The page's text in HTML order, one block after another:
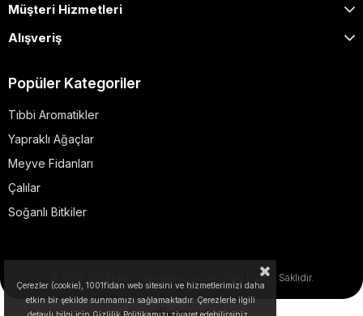
Müşteri Hizmetleri
Alışveriş
Popüler Kategoriler
Tıbbi Aromatikler
Yapraklı Ağaçlar
Meyve Fidanları
Çalılar
Soğanlı Bitkiler
© 2025 1001fidan - dogapeyzaj.com. Tüm Hakları Saklıdır.
Çerezler (cookie), 1001fidan web sitesini ve hizmetlerimizi daha
etkin bir şekilde sunmamızı sağlamaktadır. Çerezlerle ilgili